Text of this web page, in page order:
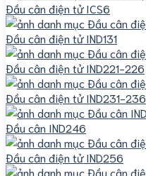
Đầu cân điện tử ICS6
Đầu cân điện tử IND131
Đầu cân điện tử IND221-226
Đầu cân điện tử IND231-236
Đầu cân IND246
Đầu cân điện tử IND256